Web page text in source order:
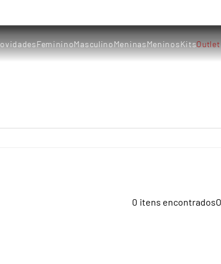
FemininoMasculinoMeninasMeninosKitsOutlet
0